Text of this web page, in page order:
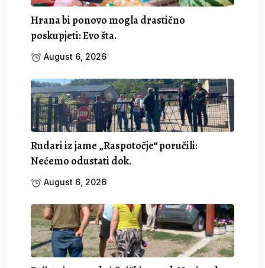
Hrana bi ponovo mogla drastično
poskupjeti: Evo šta.
August 6, 2026
Rudari iz jame „Raspotočje“ poručili:
Nećemo odustati dok.
August 6, 2026